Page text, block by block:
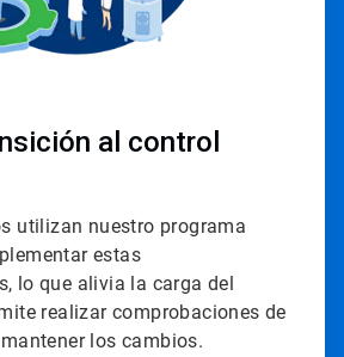
al control
utilizan nuestro programa
estas
lo que alivia la carga del
realizar comprobaciones de
los cambios.